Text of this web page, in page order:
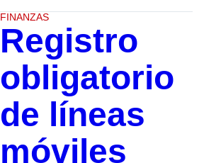
FINANZAS
Registro
obligatorio
de líneas
móviles